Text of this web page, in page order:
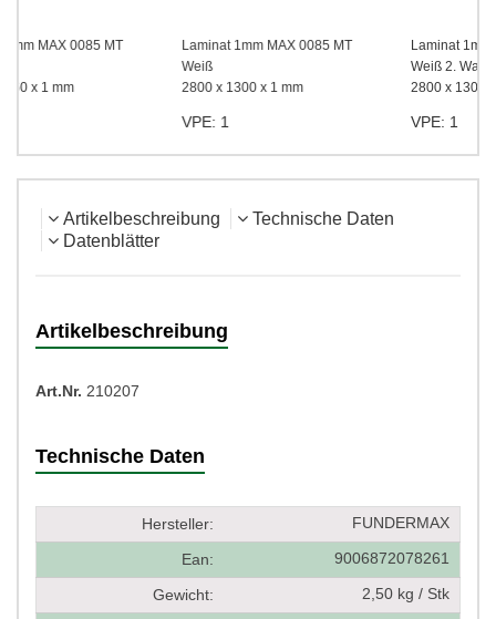
Laminat 1mm MAX 0085 MT
2800 x 1300 x 1 mm
Laminat 1mm MAX 0085 MT
2800 x 1300 x 1 mm
Artikelbeschreibung
Technische Daten
Datenblätter
Artikelbeschreibung
Art.Nr. 210207
Technische Daten
Hersteller: FUNDERMAX
Ean: 9006872078261
Gewicht: 2,50 kg / Stk